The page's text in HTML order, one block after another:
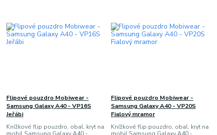
Flipové pouzdro Mobiwear -
Samsung Galaxy A40 - VP16S
Jeřábi
Knížkové flip pouzdro, obal, kryt na
Flipové pouzdro Mobiwear -
Samsung Galaxy A40 - VP20S
Fialový mramor
Knížkové flip pouzdro, obal, kryt na